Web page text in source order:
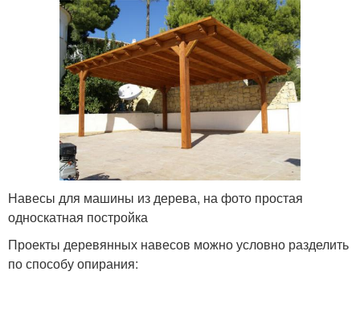
Навесы для машины из дерева, на фото простая
односкатная постройка
Проекты деревянных навесов можно условно разделить
по способу опирания: